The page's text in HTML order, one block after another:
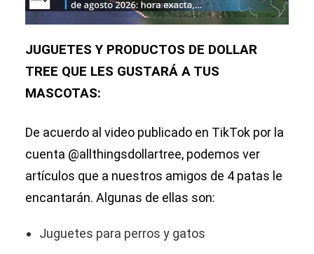
JUGUETES Y PRODUCTOS DE DOLLAR
TREE QUE LES GUSTARÁ A TUS
MASCOTAS:
De acuerdo al video publicado en TikTok por la
cuenta @allthingsdollartree, podemos ver
artículos que a nuestros amigos de 4 patas le
encantarán. Algunas de ellas son:
Juguetes para perros y gatos